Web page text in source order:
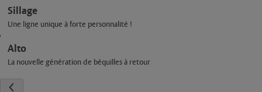
Sillage
Une ligne unique à forte personnalité !
Alto
La nouvelle génération de béquilles à retour